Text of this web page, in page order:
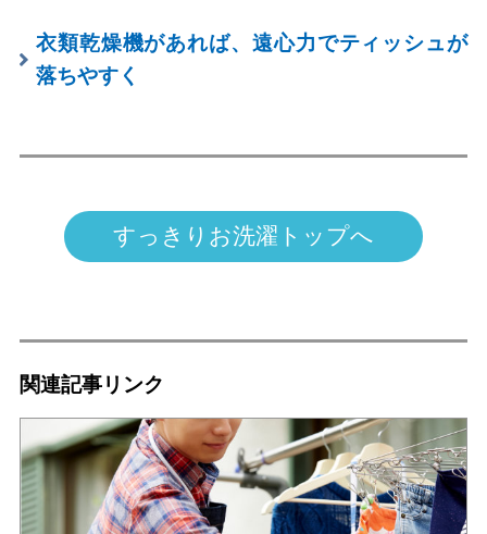
衣類乾燥機があれば、遠心力でティッシュが
落ちやすく
すっきりお洗濯トップへ
関連記事リンク